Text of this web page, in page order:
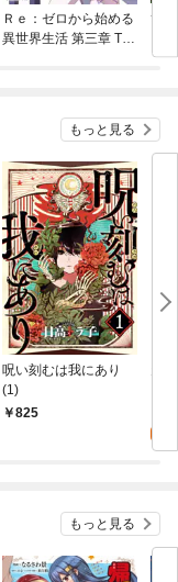
Ｒｅ：ゼロから始める
異世界生活 第三章 Trut
ひ
もっと見る
呪い刻むは我にあり
(1)
825
もっと見る